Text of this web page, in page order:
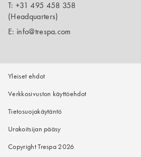
T: +31 495 458 358
(Headquarters)
E: info@trespa.com
Yleiset ehdot
Verkkosivuston käyttöehdot
Tietosuojakäytäntö
Urakoitsijan pääsy
Copyright Trespa 2026